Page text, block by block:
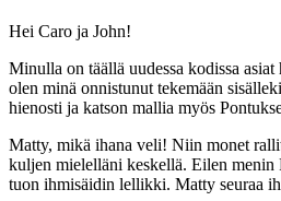
Hei Caro ja John!
Minulla on täällä uudessa kodissa
olen minä onnistunut tekemään
hienosti ja katson mallia myös
Matty, mikä ihana veli! Niin monet
kuljen mielelläni keskellä. Eilen menin
tuon ihmisäidin lellikki. Matty seuraa